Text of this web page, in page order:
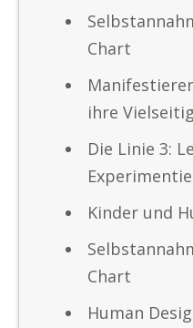
Chart
ihre
Die Linie 3:
Kinder und
Chart
Human